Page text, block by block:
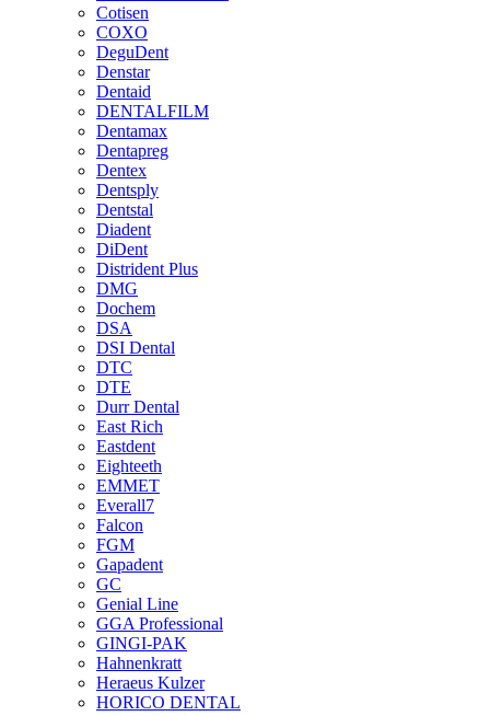
Cotisen
COXO
DeguDent
Denstar
Dentaid
DENTALFILM
Dentamax
Dentapreg
Dentex
Dentsply
Dentstal
Diadent
DiDent
Distrident Plus
DMG
Dochem
DSA
DSI Dental
DTC
DTE
Durr Dental
East Rich
Eastdent
Eighteeth
EMMET
Everall7
Falcon
FGM
Gapadent
GC
Genial Line
GGA Professional
GINGI-PAK
Hahnenkratt
Heraeus Kulzer
HORICO DENTAL